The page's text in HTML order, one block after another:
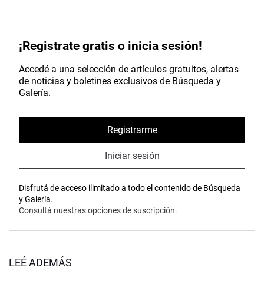
¡Registrate gratis o inicia sesión!
Accedé a una selección de artículos gratuitos, alertas
de noticias y boletines exclusivos de Búsqueda y
Galería.
Registrarme
Iniciar sesión
Disfrutá de acceso ilimitado a todo el contenido de Búsqueda
y Galería.
Consultá nuestras opciones de suscripción.
LEÉ ADEMÁS